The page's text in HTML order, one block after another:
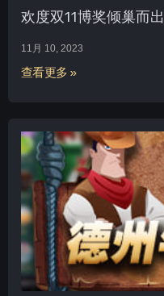
欢度双11博奖倾巢而出
11月 10, 2023
查看更多 »